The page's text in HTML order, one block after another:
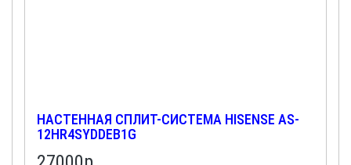
НАСТЕННАЯ СПЛИТ-СИСТЕМА HISENSE AS-
12HR4SYDDEB1G